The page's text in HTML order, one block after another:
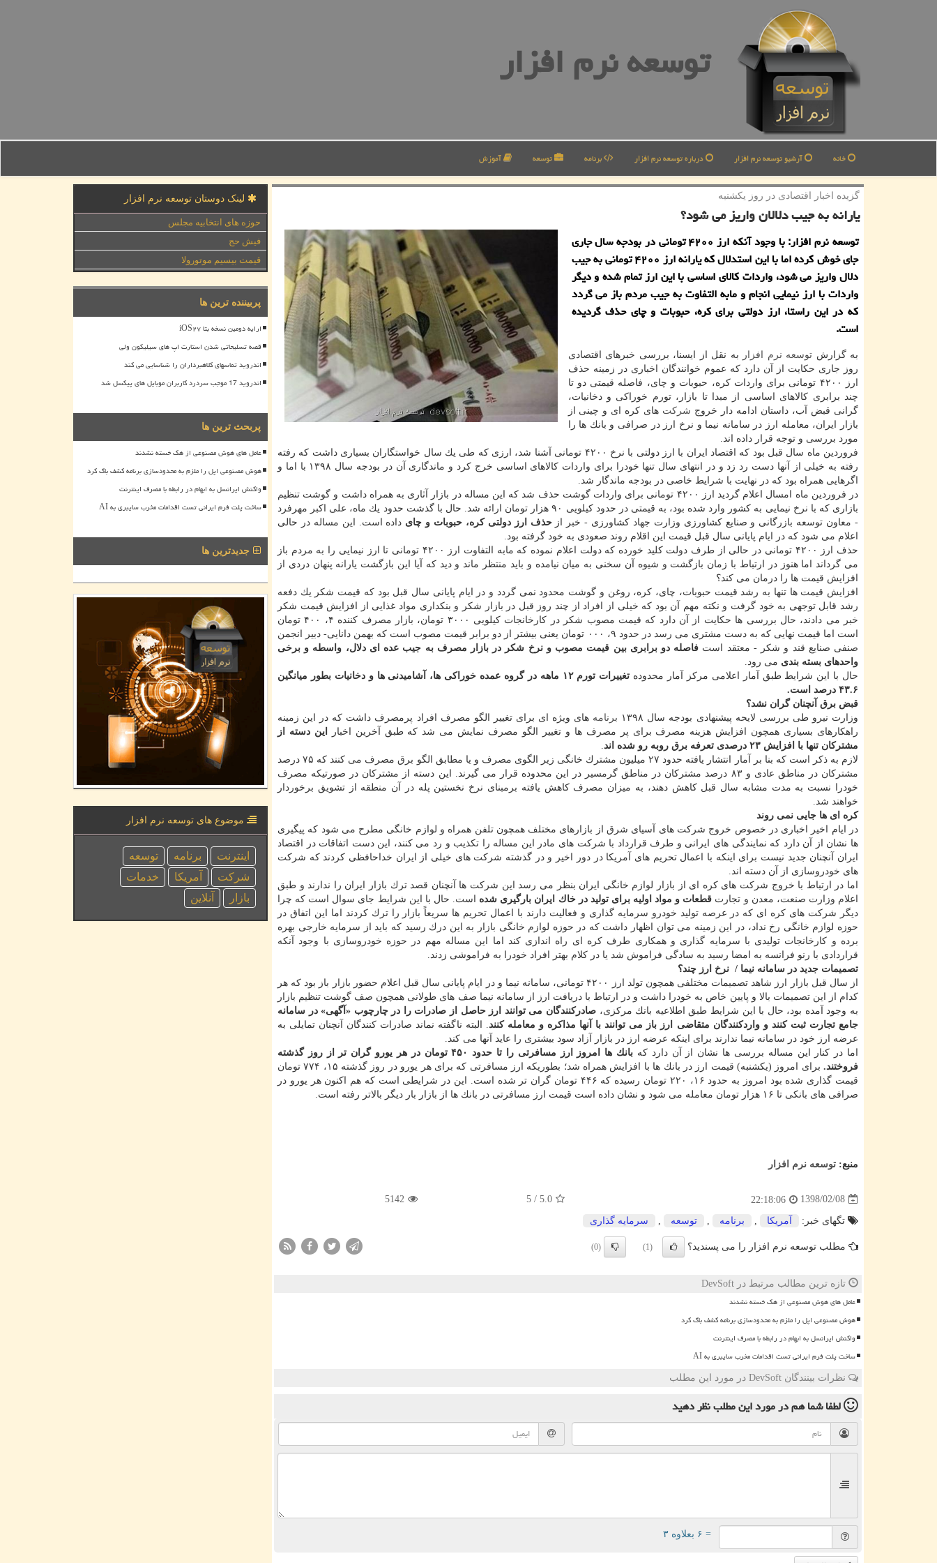
توسعه نرم افزار
خانه آرشیو توسعه نرم افزار درباره توسعه نرم افزار برنامه توسعه آموزش
گزیده اخبار اقتصادی در روز یكشنبه
یارانه به جیب دلالان واریز می شود؟
توسعه نرم افزار: با وجود آنكه ارز ۴۲۰۰ تومانی در بودجه سال جاری
جای خوش كرده اما با این استدلال كه یارانه ارز ۴۲۰۰ تومانی به جیب
دلال واریز می شود، واردات كالای اساسی با این ارز تمام شده و دیگر
واردات با ارز نیمایی انجام و مابه التفاوت به جیب مردم باز می گردد
كه در این راستا، ارز دولتی برای كره، حبوبات و چای حذف گردیده
است.
به گزارش توسعه نرم افزار
به نقل از ایسنا، بررسی خبرهای اقتصادی
روز جاری حكایت از آن دارد كه عموم خوانندگان اخباری در زمینه حذف
ارز ۴۲۰۰ تومانی برای واردات كره، حبوبات و چای، فاصله قیمتی دو تا
چند برابری كالاهای اساسی از مبدا تا بازار، تورم خوراكی و دخانیات،
گرانی قبض آب، داستان ادامه دار خروج شركت های كره ای و چینی از
بازار ایران، معامله ارز در سامانه نیما و نرخ ارز در صرافی و بانك ها را
مورد بررسی و توجه قرار داده اند.
فروردین ماه سال قبل بود كه اقتصاد ایران با ارز دولتی با نرخ ۴۲۰۰ تومانی آشنا شد، ارزی كه طی یك سال خواستگاران بسیاری داشت كه رفته
رفته به خیلی از آنها دست رد زد و در انتهای سال تنها خودرا برای واردات كالاهای اساسی خرج كرد و ماندگاری آن در بودجه سال ۱۳۹۸ با اما و
اگرهایی همراه بود كه در نهایت با شرایط خاصی در بودجه ماندگار شد.
در فروردین ماه امسال اعلام گردید ارز ۴۲۰۰ تومانی برای واردات گوشت حذف شد كه این مساله در بازار آثاری به همراه داشت و گوشت تنظیم
بازاری كه با نرخ نیمایی به كشور وارد شده بود، به قیمتی در حدود كیلویی ۹۰ هزار تومان ارائه شد. حال با گذشت حدود یك ماه، علی اكبر مهرفرد
- معاون توسعه بازرگانی و صنایع كشاورزی وزارت جهاد كشاورزی - خبر از حذف ارز دولتی كره، حبوبات و چای داده است. این مساله در حالی
اعلام می شود كه در ایام پایانی سال قبل قیمت این اقلام روند صعودی به خود گرفته بود.
حذف ارز ۴۲۰۰ تومانی در حالی از طرف دولت كلید خورده كه دولت اعلام نموده كه مابه التفاوت ارز ۴۲۰۰ تومانی تا ارز نیمایی را به مردم باز
می گرداند اما هنوز در ارتباط با زمان بازگشت و شیوه آن سخنی به میان نیامده و باید منتظر ماند و دید كه آیا این بازگشت یارانه پنهان دردی از
افزایش قیمت ها را درمان می كند؟
افزایش قیمت ها تنها به رشد قیمت حبوبات، چای، كره، روغن و گوشت محدود نمی گردد و در ایام پایانی سال قبل بود كه قیمت شكر یك دفعه
رشد قابل توجهی به خود گرفت و نكته مهم آن بود كه خیلی از افراد از چند روز قبل در بازار شكر و بنكداری مواد غذایی از افزایش قیمت شكر
خبر می دادند، حال بررسی ها حكایت از آن دارد كه قیمت مصوب شكر در كارخانجات كیلویی ۳۰۰۰ تومان، بازار مصرف كننده ۴، ۴۰۰ تومان
است اما قیمت نهایی كه به دست مشتری می رسد در حدود ۹، ۰۰۰ تومان یعنی بیشتر از دو برابر قیمت مصوب است كه بهمن دانایی- دبیر انجمن
صنفی صنایع قند و شكر - معتقد است فاصله دو برابری بین قیمت مصوب و نرخ شكر در بازار مصرف به جیب عده ای دلال، واسطه و برخی
واحدهای بسته بندی می رود.
حال با این شرایط طبق آمار اعلامی مركز آمار محدوده
تغییرات تورم ۱۲ ماهه در گروه عمده خوراكی ها، آشامیدنی ها و دخانیات بطور میانگین
۴۳.۶ درصد است.
قبض برق آنچنان گران نشد؟
وزارت نیرو طی بررسی لایحه پیشنهادی بودجه سال ۱۳۹۸
برنامه های ویژه ای برای تغییر الگو مصرف افراد پرمصرف داشت كه در این زمینه
راهكارهای بسیاری همچون افزایش هزینه مصرف برای پر مصرف ها و تغییر الگو مصرف نمایش می شد كه طبق آخرین اخبار
این دسته از
مشتركان تنها با افزایش ۲۳ درصدی تعرفه برق روبه رو شده اند
.
لازم به ذكر است كه بنا بر آمار انتشار یافته حدود ۲۷ میلیون مشترك خانگی زیر الگوی مصرف و یا مطابق الگو برق مصرف می كنند كه ۷۵ درصد
مشتركان در مناطق عادی و ۸۳ درصد مشتركان در مناطق گرمسیر در این محدوده قرار می گیرند. این دسته از مشتركان در صورتیكه مصرف
خودرا نسبت به مدت مشابه سال قبل كاهش دهند، به میزان مصرف كاهش یافته برمبنای نرخ نخستین پله در آن منطقه از تشویق برخوردار
خواهند شد.
كره ای ها جایی نمی روند
در ایام اخیر اخباری در خصوص خروج شركت های آسیای شرق از بازارهای مختلف همچون تلفن همراه و لوازم خانگی مطرح می شود كه پیگیری
ها نشان از آن دارد كه نمایندگی های ایرانی و طرف قرارداد با شركت های مادر این مساله را تكذیب و رد می كنند، این دست اتفاقات در اقتصاد
ایران آنچنان جدید نیست برای اینكه با اعمال تحریم های آمریكا در دور اخیر و در گذشته شركت های خیلی از ایران خداحافظی كردند كه شركت
های خودروسازی از آن دسته اند.
اما در ارتباط با خروج شركت های كره ای از بازار لوازم خانگی ایران بنظر می رسد این شركت ها آنچنان قصد ترك بازار ایران را ندارند و طبق
اعلام وزارت صنعت، معدن و تجارت قطعات و مواد اولیه برای تولید در خاك ایران بارگیری شده است. حال با این شرایط جای سوال است كه چرا
دیگر شركت های كره ای كه در عرصه تولید خودرو سرمایه گذاری و فعالیت دارند با اعمال تحریم ها سریعاً بازار را ترك كردند اما این اتفاق در
حوزه لوازم خانگی رخ نداد، در این زمینه می توان اظهار داشت كه در حوزه لوازم خانگی بازار به این درك رسید كه باید از سرمایه خارجی بهره
برده و كارخانجات تولیدی با سرمایه گذاری و همكاری طرف كره ای راه اندازی كند اما این مساله مهم در حوزه خودروسازی با وجود آنكه
قراردادی با رنو فرانسه به امضا رسید به سادگی فراموش شد یا در كلام بهتر افراد خودرا به فراموشی زدند.
تصمیمات جدید در سامانه نیما / ‏ نرخ ارز چند؟
از سال قبل بازار ارز شاهد تصمیمات مختلفی همچون تولد ارز ۴۲۰۰ تومانی، سامانه نیما و در ایام پایانی سال قبل اعلام حضور بازار باز بود كه هر
كدام از این تصمیمات بالا و پایین خاص به خودرا داشت و در ارتباط با دریافت ارز از سامانه نیما صف های طولانی همچون صف گوشت تنظیم بازار
به وجود آمده بود، حال با این شرایط طبق اطلاعیه بانك مركزی، صادركنندگان می توانند ارز حاصل از صادرات را در چارچوب «آگهی» در سامانه
جامع تجارت ثبت كنند و واردكنندگان متقاضی ارز باز می توانند با آنها مذاكره و معامله كنند. البته ناگفته نماند صادرات كنندگان آنچنان تمایلی به
عرضه ارز خود در سامانه نیما ندارند برای اینكه عرضه ارز در بازار آزاد سود بیشتری را عاید آنها می كند.
اما در كنار این مساله بررسی ها نشان از آن دارد كه
بانك ها امروز ارز مسافرتی را تا حدود ۴۵۰ تومان در هر یورو گران تر از روز گذشته
فروختند.
برای امروز (یكشنبه) قیمت ارز در بانك ها با افزایش همراه شد؛ بطوریكه ارز مسافرتی كه برای هر یورو در روز گذشته ۱۵، ۷۷۴ تومان
قیمت گذاری شده بود امروز به حدود ۱۶، ۲۲۰ تومان رسیده كه ۴۴۶ تومان گران تر شده است. این در شرایطی است كه هم اكنون هر یورو در
صرافی های بانكی تا ۱۶ هزار تومان معامله می شود و نشان داده است قیمت ارز مسافرتی در بانك ها از بازار بار دیگر بالاتر رفته است.
منبع: توسعه نرم افزار
1398/02/08
22:18:06
5.0
/
5
5142
تگهای خبر: آمریكا برنامه توسعه سرمایه گذاری
مطلب توسعه نرم افزار را می پسندید؟ (1)
(0)
تازه ترین مطالب مرتبط در DevSoft
عامل های هوش مصنوعی از هک خسته نشدند
هوش مصنوعی اپل را ملزم به محدودسازی برنامه کشف باگ کرد
واکنش ایرانسل به ابهام در رابطه با مصرف اینترنت
ساخت پلت فرم ایرانی تست اقدامات مخرب سایبری به AI
نظرات بینندگان DevSoft در مورد این مطلب
لطفا شما همدر مورد این مطلبنظر دهید
= ۶ بعلاوه ۳
لینک دوستان توسعه نرم افزار
حوزه های انتخابیه مجلس
فیش حج
قیمت بیسیم موتورولا
پربیننده ترین ها
ارایه دومین نسخه بتا iOS۲۷
قصه تسلیحاتی شدن استارت اپ های سیلیکون ولی
اندروید تماسهای کلاهبرداران را شناسایی می کند
اندروید 17 موجب سردرد کاربران موبایل های پیکسل شد
پربحث ترین ها
عامل های هوش مصنوعی از هک خسته نشدند
هوش مصنوعی اپل را ملزم به محدودسازی برنامه کشف باگ کرد
واکنش ایرانسل به ابهام در رابطه با مصرف اینترنت
ساخت پلت فرم ایرانی تست اقدامات مخرب سایبری به AI
جدیدترین ها
موضوع های توسعه نرم افزار
اینترنت برنامه
توسعه
شركت
آمریكا
خدمات
بازار
آنلاین